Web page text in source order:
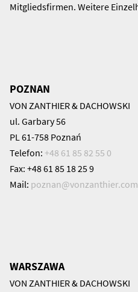
Mitgliedsfirmen. Weitere
POZNAN
VON ZANTHIER & DACHOWSKI
ul. Garbary 56
PL 61-758 Poznań
Telefon: +48 61 85 82 55 0
Fax: +48 61 85 18 25 9
Mail: poznan@vonzanthier.com
WARSZAWA
VON ZANTHIER & DACHOWSKI